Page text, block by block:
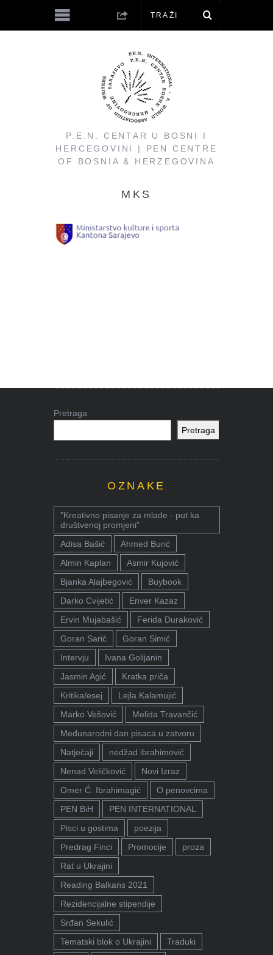
P.E.N. CENTAR U BOSNI I
HERCEGOVINI | PEN CENTRE
OF BOSNIA & HERZEGOVINA
MKS
Pretraga
Pretraga
OZNAKE
"Kreativno pisanje za mlade - put ka
društvenoj promjeni"
Adisa Bašić
Ahmed Burić
Almin Kaplan
Asmir Kujović
Bjanka Alajbegović
Buybook
Darko Cvijetić
Enver Kazaz
Ervin Mujabašić
Ferida Duraković
Goran Sarić
Goran Simić
Intervju
Ivana Golijanin
Jasmin Agić
Kratka priča
Kritika/esej
Lejla Kalamujić
Marko Vešović
Melida Travančić
Međunarodni dan pisaca u zatvoru
Natječaji
nedžad ibrahimović
Nenad Veličković
Novi Izraz
Omer Ć. Ibrahimagić
O penovcima
PEN BiH
PEN INTERNATIONAL
Pisci u gostima
poezija
Predrag Finci
Promocije
proza
Rat u Ukrajini
Reading Balkans 2021
Rezidencijalne stipendije
Srđan Sekulić
Tematski blok o Ukrajini
Traduki